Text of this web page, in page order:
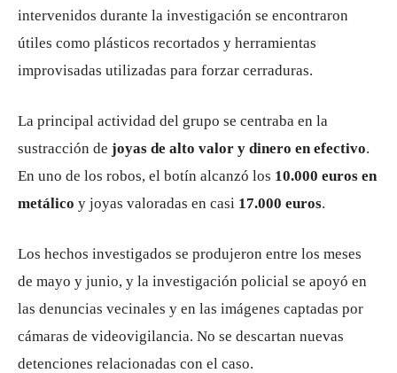
intervenidos durante la investigación se encontraron
útiles como plásticos recortados y herramientas
improvisadas utilizadas para forzar cerraduras.
La principal actividad del grupo se centraba en la
sustracción de joyas de alto valor y dinero en efectivo.
En uno de los robos, el botín alcanzó los 10.000 euros en
metálico y joyas valoradas en casi 17.000 euros.
Los hechos investigados se produjeron entre los meses
de mayo y junio, y la investigación policial se apoyó en
las denuncias vecinales y en las imágenes captadas por
cámaras de videovigilancia. No se descartan nuevas
detenciones relacionadas con el caso.